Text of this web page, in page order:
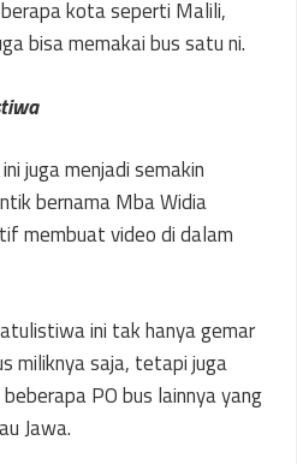
kota seperti Malili,
bisa memakai bus satu ni.
juga menjadi semakin
bernama Mba Widia
membuat video di dalam
ini tak hanya gemar
miliknya saja, tetapi juga
PO bus lainnya yang
Jawa.